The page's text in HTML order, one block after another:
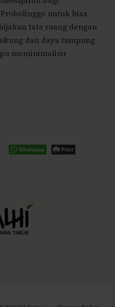
untuk bisa
tata ruang dengan
dan daya tampung
meminimalisir
Whatsapp Print